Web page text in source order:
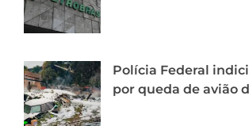
Polícia Federal
por queda de avião